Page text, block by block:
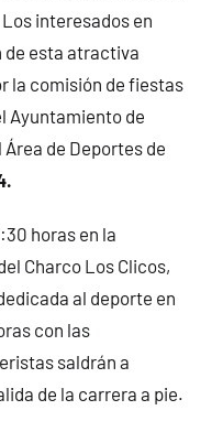
interesados en
de esta atractiva
la comisión de fiestas
Ayuntamiento de
de Deportes de
horas en la
Charco Los Clicos,
al deporte en
con las
saldrán a
de la carrera a pie.